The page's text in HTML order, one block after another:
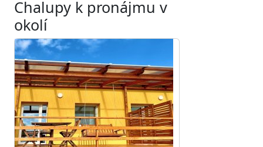
Chalupy k pronájmu v
okolí